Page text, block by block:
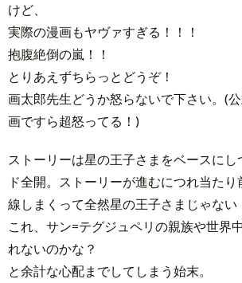
けど、
実際の漫画もヤヴァすぎる！！！
抱腹絶倒の嵐！！
とりあえずちらっとどうぞ！
画太郎先生どうか怒らないで下さい。(
画ですら超怒ってる！)
ストーリーは星の王子さまをベースに
ド全開。ストーリーが進むにつれ当た
線しまくって全然星の王子さまじゃない
これ、サン=テグジュペリの親族や世界
れないのかな？
と余計な心配までしてしまう始末。